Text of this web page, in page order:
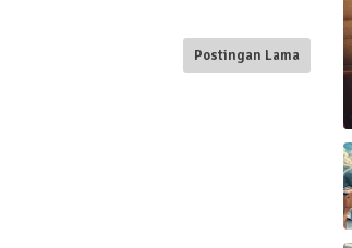
Postingan Lama